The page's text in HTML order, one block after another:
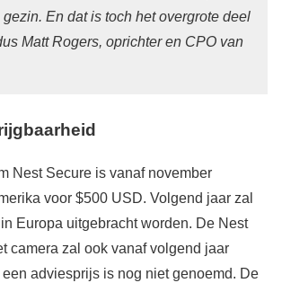
En dat is toch het overgrote deel
Matt Rogers, oprichter en CPO van
Nest Secure is vanaf november
voor $500 USD. Volgend jaar zal
Europa uitgebracht worden. De Nest
camera zal ook vanaf volgend jaar
adviesprijs is nog niet genoemd. De